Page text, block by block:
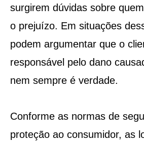
surgirem dúvidas sobre
o prejuízo. Em situações
podem argumentar que o
responsável pelo dano
nem sempre é verdade.
Conforme as normas de
proteção ao consumidor, as